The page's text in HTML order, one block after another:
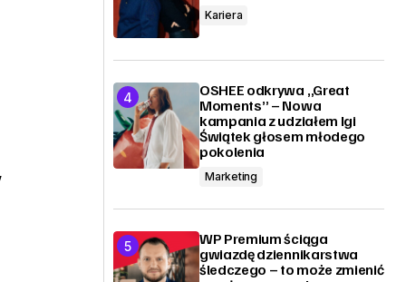
Kariera
OSHEE odkrywa „Great
Moments” – Nowa
kampania z udziałem Igi
Świątek głosem młodego
pokolenia
Marketing
WP Premium ściąga
gwiazdę dziennikarstwa
śledczego – to może zmienić